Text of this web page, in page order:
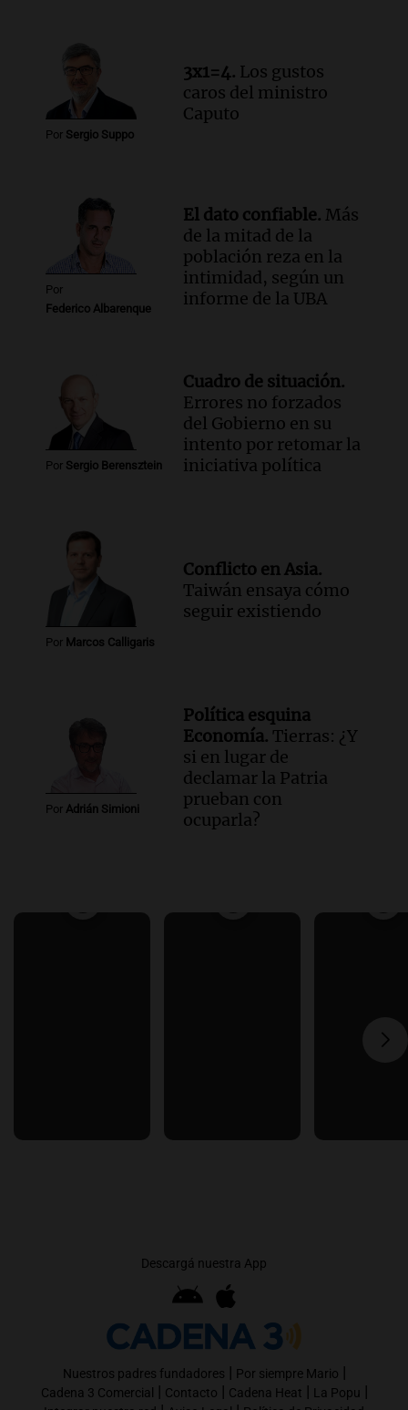
Episodios
Por Sergio Suppo
3x1=4. Los gustos
caros del ministro
Caputo
Por
Federico Albarenque
El dato confiable. Más
de la mitad de la
población reza en la
intimidad, según un
informe de la UBA
Por Sergio Berensztein
Cuadro de situación.
Errores no forzados
del Gobierno en su
intento por retomar la
iniciativa política
Por Marcos Calligaris
Conflicto en Asia.
Taiwán ensaya cómo
seguir existiendo
Por Adrián Simioni
Política esquina
Economía. Tierras: ¿Y
si en lugar de
declamar la Patria
prueban con
ocuparla?
Descargá nuestra App
Nuestros padres fundadores | Por siempre Mario |
Cadena 3 Comercial | Contacto | Cadena Heat | La Popu |